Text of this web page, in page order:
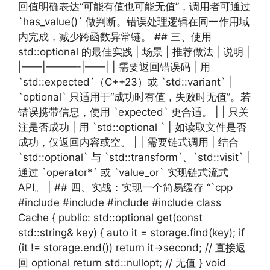
回值明确表达“可能有值也可能无值”，调用者可通过
`has_value()` 做判断。错误处理逻辑在同一作用域
内完成，减少跨函数异常链。 ## 三、使用
std::optional 的最佳实践 | 场景 | 推荐做法 | 说明 |
|——|———-|——| | 需要返回错误码 | 用
`std::expected`（C++23）或 `std::variant` |
`optional` 只适用于“成功时有值，失败时无值”。若
错误携带信息，使用 `expected` 更合适。 | | 只关
注是否成功 | 用 `std::optional ` | 如读取文件是否
成功，仅返回内容或空。 | | 需要链式调用 | 结合
`std::optional` 与 `std::transform`、`std::visit` |
通过 `operator*` 或 `value_or` 实现链式流式
API。 | ## 四、实战：实现一个简易缓存 “`cpp
#include #include #include #include class
Cache { public: std::optional get(const
std::string& key) { auto it = storage.find(key); if
(it != storage.end()) return it->second; // 直接返
回 optional return std::nullopt; // 无值 } void